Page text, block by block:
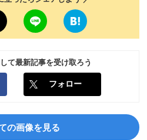
て最新記事を受け取ろう
フォロー
の画像を見る